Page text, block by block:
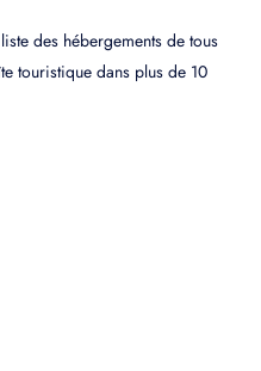
des hébergements de tous
touristique dans plus de 10